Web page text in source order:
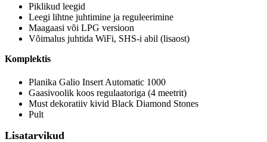
Piklikud leegid
Leegi lihtne juhtimine ja reguleerimine
Maagaasi või LPG versioon
Võimalus juhtida WiFi, SHS-i abil (lisaost)
Komplektis
Planika Galio Insert Automatic 1000
Gaasivoolik koos regulaatoriga (4 meetrit)
Must dekoratiiv kivid Black Diamond Stones
Pult
Lisatarvikud